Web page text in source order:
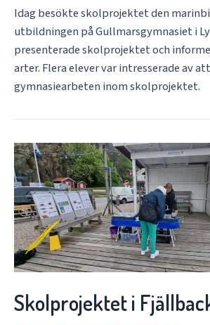
Idag besökte skolprojektet den
utbildningen på Gullmarsgymnasiet i
presenterade skolprojektet och
arter. Flera elever var intresserade av
gymnasiearbeten inom skolprojektet.
Skolprojektet i